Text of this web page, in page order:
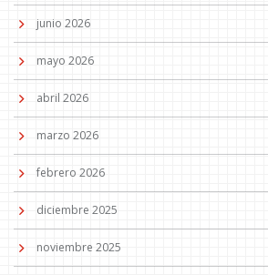
junio 2026
mayo 2026
abril 2026
marzo 2026
febrero 2026
diciembre 2025
noviembre 2025